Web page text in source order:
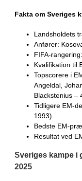
Fakta om Sveriges
Landsholdets
Anfører:
FIFA-
Kvalifikation til
Topscorere i
Angeldal,
Blackstenius –
Tidligere EM-
1993)
Bedste EM-
Resultat ved
Sveriges kampe i
2025